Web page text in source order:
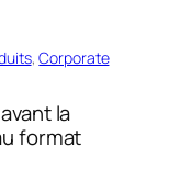
, Corporate
la
format